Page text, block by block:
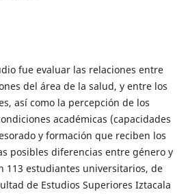
fue evaluar las relaciones entre
del área de la salud, y entre los
así­ como la percepción de los
académicas (capacidades
y formación que reciben los
posibles diferencias entre género y
113 estudiantes universitarios, de
de Estudios Superiores Iztacala